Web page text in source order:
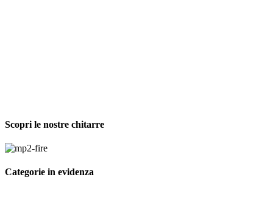
Scopri le nostre chitarre
Categorie in evidenza